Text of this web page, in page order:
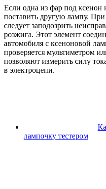
Если одна из фар под ксенон
поставить другую лампу. При
следует заподозрить
розжига. Этот элемент
автомобиля с ксеноновой
проверяется мультиметром
позволяют измерить силу
в электроцепи.
лампочку тестером